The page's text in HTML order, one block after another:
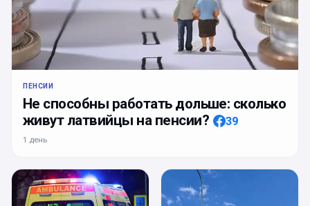
ПЕНСИИ
Не способны работать дольше: сколько
живут латвийцы на пенсии?
39
1 день